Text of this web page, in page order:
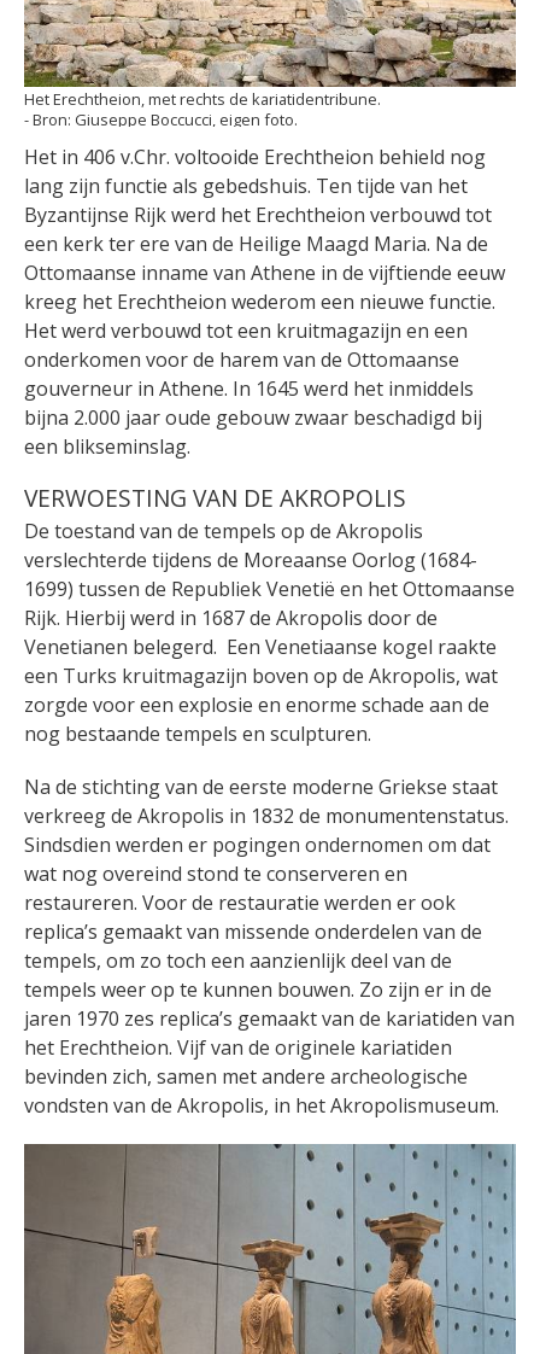
Het Erechtheion, met rechts de kariatidentribune.
Giuseppe Boccucci, eigen foto.
Het in 406 v.Chr. voltooide Erechtheion behield nog
lang zijn functie als gebedshuis. Ten tijde van het
Byzantijnse Rijk werd het Erechtheion verbouwd tot
een kerk ter ere van de Heilige Maagd Maria. Na de
Ottomaanse inname van Athene in de vijftiende eeuw
kreeg het Erechtheion wederom een nieuwe functie.
Het werd verbouwd tot een kruitmagazijn en een
onderkomen voor de harem van de Ottomaanse
gouverneur in Athene. In 1645 werd het inmiddels
bijna 2.000 jaar oude gebouw zwaar beschadigd bij
een blikseminslag.
VERWOESTING VAN DE AKROPOLIS
De toestand van de tempels op de Akropolis
verslechterde tijdens de Moreaanse Oorlog (1684-
1699) tussen de Republiek Venetië en het Ottomaanse
Rijk. Hierbij werd in 1687 de Akropolis door de
Venetianen belegerd. Een Venetiaanse kogel raakte
een Turks kruitmagazijn boven op de Akropolis, wat
zorgde voor een explosie en enorme schade aan de
nog bestaande tempels en sculpturen.
Na de stichting van de eerste moderne Griekse staat
verkreeg de Akropolis in 1832 de monumentenstatus.
Sindsdien werden er pogingen ondernomen om dat
wat nog overeind stond te conserveren en
restaureren. Voor de restauratie werden er ook
replica’s gemaakt van missende onderdelen van de
tempels, om zo toch een aanzienlijk deel van de
tempels weer op te kunnen bouwen. Zo zijn er in de
jaren 1970 zes replica’s gemaakt van de kariatiden van
het Erechtheion. Vijf van de originele kariatiden
bevinden zich, samen met andere archeologische
vondsten van de Akropolis, in het Akropolismuseum.